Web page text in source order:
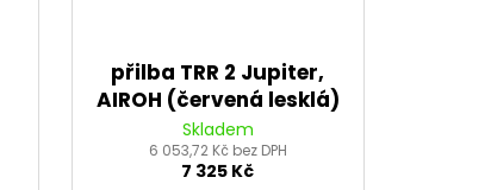
přilba TRR 2 Jupiter,
AIROH (červená lesklá)
2026
Skladem
6 053,72 Kč bez DPH
7 325 Kč